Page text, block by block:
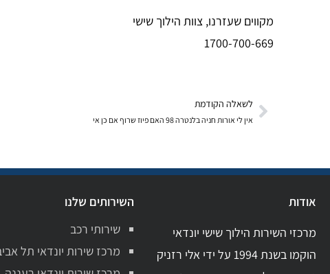
מקווים שעזרנו, צוות הילוך שישי
1700-700-669
לשאלה הקודמת
אין לי אורות חניה בלנטרה 98 האם פיוז שרוף אם כן אי
אודות
מרכזי השירות הילוך שישי יונדאי
הוקמו בשנת 1994 על ידי אלי רזניק
השירותים שלנו
שירותי רכב
מרכז שירות יונדאי תל